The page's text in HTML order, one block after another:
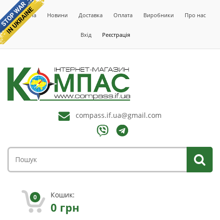
Головна Новини Доставка Оплата Виробники Про нас
Вхід Реєстрація
compass.if.ua@gmail.com
0 Кошик:
0 грн